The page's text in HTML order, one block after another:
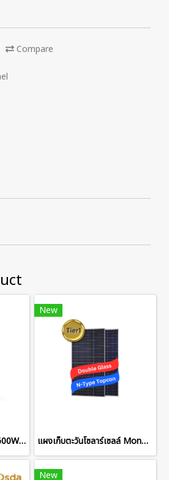
Compare
แผงเก็บตะวันโซลาร์เซลล์ 600W Composite Frame
New
แผงเก็บตะวันโซลาร์เซลล์ Mono 600W Half Cell Double Glass
New